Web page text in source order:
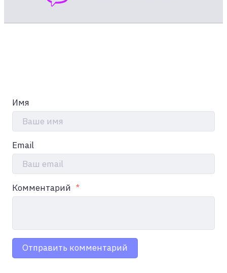
Имя
Ваше имя
Email
Ваш email
Комментарий
Отправить комментарий